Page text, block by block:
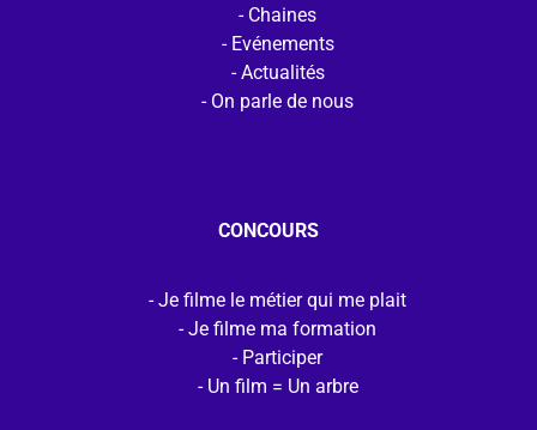
Chaines
Evénements
Actualités
On parle de nous
CONCOURS
Je filme le métier qui me plait
Je filme ma formation
Participer
Un film = Un arbre